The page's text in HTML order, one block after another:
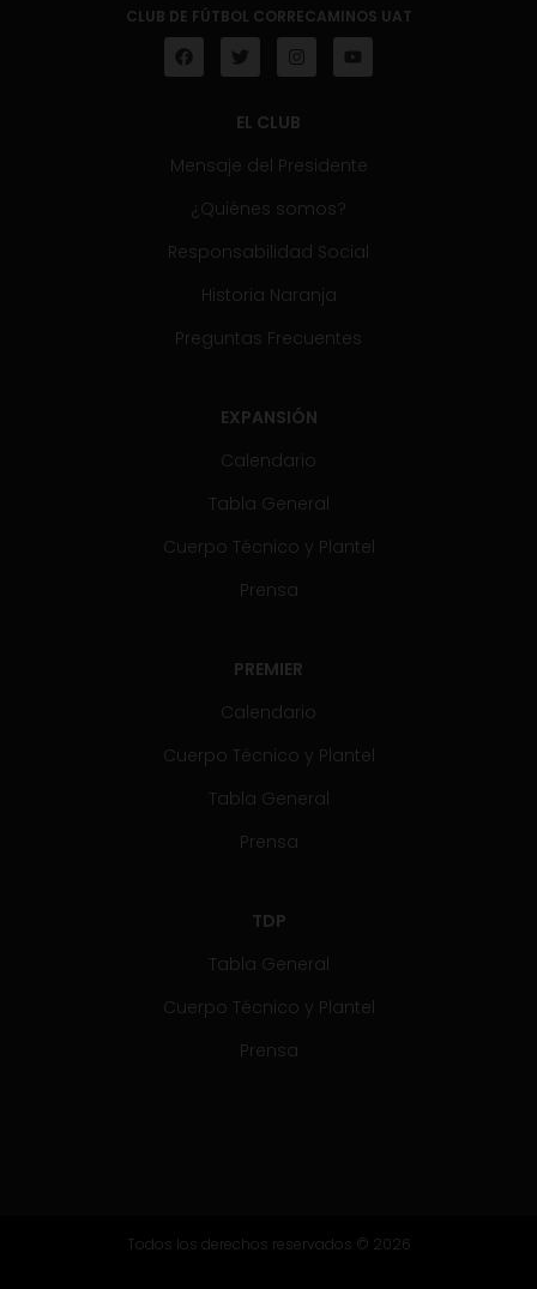
CLUB DE FÚTBOL CORRECAMINOS UAT
EL CLUB
Mensaje del Presidente
¿Quiénes somos?
Responsabilidad Social
Historia Naranja
Preguntas Frecuentes
EXPANSIÓN
Calendario
Tabla General
Cuerpo Técnico y Plantel
Prensa
PREMIER
Calendario
Cuerpo Técnico y Plantel
Tabla General
Prensa
TDP
Tabla General
Cuerpo Técnico y Plantel
Prensa
Todos los derechos reservados © 2026